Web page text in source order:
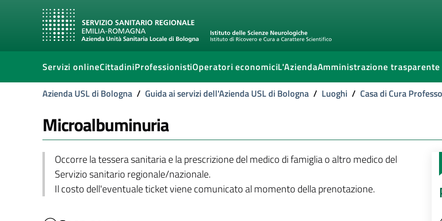
Servizi onlineCittadiniProfessionistiOperatori economiciL'AziendaAmministrazione trasparente
Azienda USL di Bologna / Guida ai servizi dell'Azienda USL di Bologna / Luoghi / Casa di Cura
Microalbuminuria
Occorre la tessera sanitaria e la prescrizione del medico di famiglia o altro medico del
Servizio sanitario regionale/nazionale.
Il costo dell'eventuale ticket viene comunicato al momento della prenotazione.